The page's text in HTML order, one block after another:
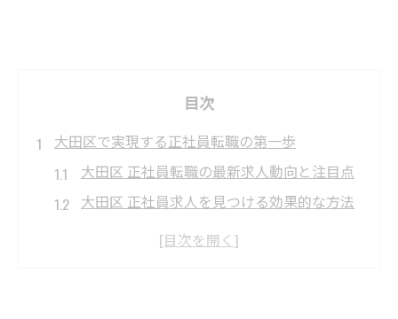
目次
大田区で実現する正社員転職の第一歩
大田区 正社員転職の最新求人動向と注目点
大田区 正社員求人を見つける効果的な方法
未経験でも挑戦しやすい大田区 正社員の特